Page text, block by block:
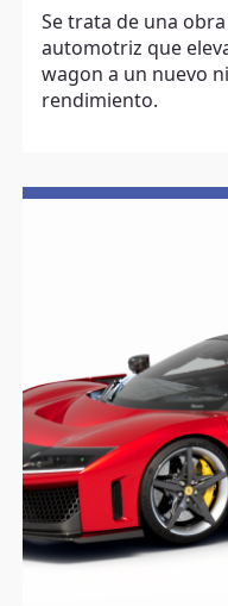
Se trata de una
automotriz que
wagon a un nuevo
rendimiento.